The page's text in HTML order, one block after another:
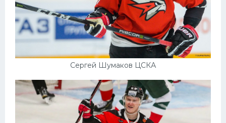
Сергей Шумаков ЦСКА